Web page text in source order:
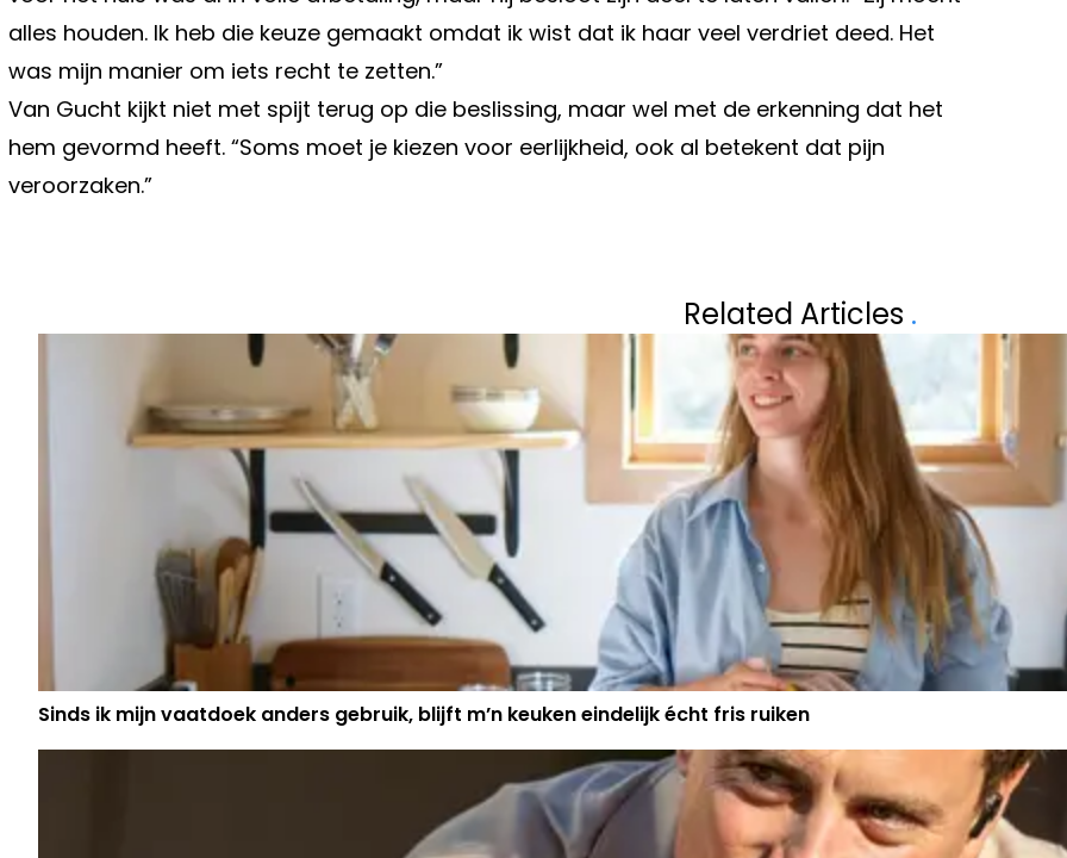
alles houden. Ik heb die keuze gemaakt omdat ik wist dat ik haar veel verdriet deed. Het
was mijn manier om iets recht te zetten.”
Van Gucht kijkt niet met spijt terug op die beslissing, maar wel met de erkenning dat het
hem gevormd heeft. “Soms moet je kiezen voor eerlijkheid, ook al betekent dat pijn
veroorzaken.”
AFKEURINGEN BIJ DE AUTOKEURING
GROOTVADER
IN RIVIER: TWEE
Related Articles .
Sinds ik mijn vaatdoek anders gebruik, blijft m’n keuken eindelijk écht fris ruiken